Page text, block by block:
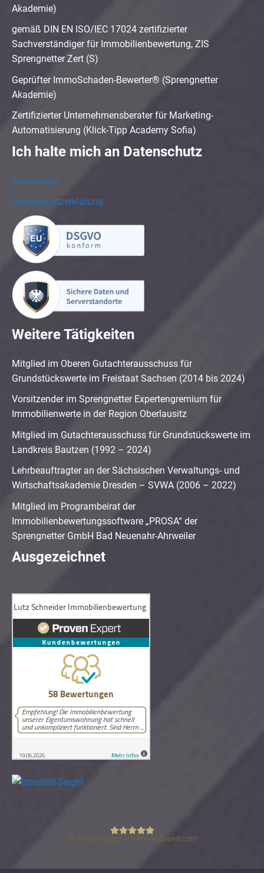
Akademie)
gemäß DIN EN ISO/IEC 17024 zertifizierter
Sachverständiger für Immobilienbewertung, ZIS
Sprengnetter Zert (S)
Geprüfter ImmoSchaden-Bewerter® (Sprengnetter
Akademie)
Zertifizierter Unternehmensberater für Marketing-
Automatisierung (Klick-Tipp Academy Sofia)
Ich halte mich an Datenschutz
Impressum
Datenschutzerklärung
Weitere Tätigkeiten
Mitglied im Oberen Gutachterausschuss für
Grundstückswerte im Freistaat Sachsen (2014 bis 2024)
Vorsitzender im Sprengnetter Expertengremium für
Immobilienwerte in der Region Oberlausitz
Mitglied im Gutachterausschuss für Grundstückswerte im
Landkreis Bautzen (1992 – 2024)
Lehrbeauftragter an der Sächsischen Verwaltungs- und
Wirtschaftsakademie Dresden – SVWA (2006 – 2022)
Mitglied im Programbeirat der
Immobilienbewertungssoftware „PROSA“ der
Sprengnetter GmbH Bad Neuenahr-Ahrweiler
Ausgezeichnet
Lutz Schneider Immobilienbewertung
58 Bewertungen auf ProvenExpert.com